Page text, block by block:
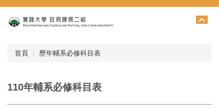
跳
到
主
首頁 歷年輔系必修科目表
110年輔系必修科目表